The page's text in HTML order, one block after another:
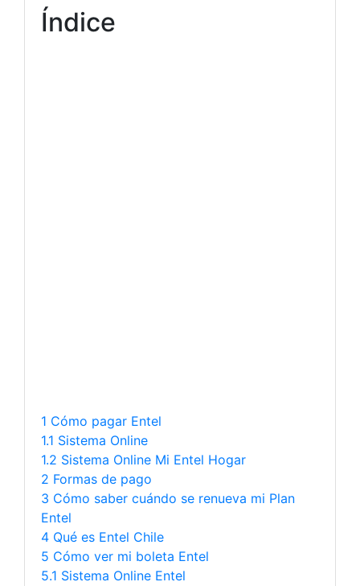
Índice
1 Cómo pagar Entel
1.1 Sistema Online
1.2 Sistema Online Mi Entel Hogar
2 Formas de pago
3 Cómo saber cuándo se renueva mi Plan
Entel
4 Qué es Entel Chile
5 Cómo ver mi boleta Entel
5.1 Sistema Online Entel